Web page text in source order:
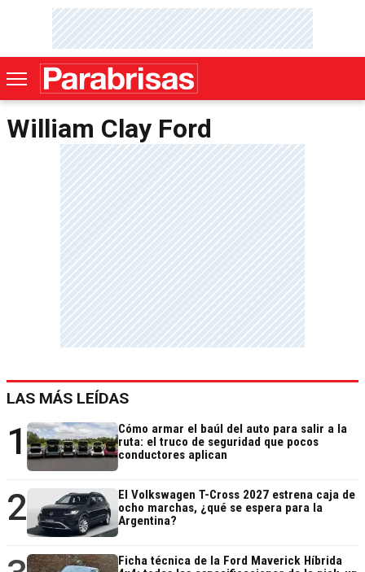
William Clay Ford
LAS MÁS LEÍDAS
1
Cómo armar el baúl del auto para salir a la
ruta: el truco de seguridad que pocos
conductores aplican
2
El Volkswagen T-Cross 2027 estrena caja de
ocho marchas, ¿qué se espera para la
Argentina?
Ficha técnica de la Ford Maverick Híbrida